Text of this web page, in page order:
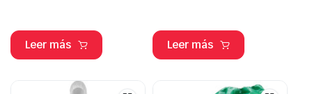
Leer más Leer más